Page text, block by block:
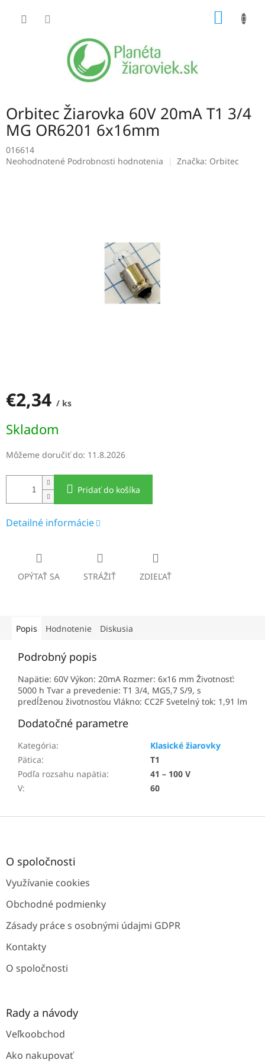
Orbitec Žiarovka 60V 20mA T1 3/4
MG OR6201 6x16mm
016614
Priemerné
Neohodnotené Podrobnosti hodnotenia Značka: Orbitec
€2,34 / ks
cena:
Skladom
Môžeme doručiť do: 11.8.2026
Pridať do košíka
Detailné informácie
OPÝTAŤ SA STRÁŽIŤ ZDIEĽAŤ
Popis Hodnotenie Diskusia
Podrobný popis
Napätie: 60V Výkon: 20mA Rozmer: 6x16 mm Životnosť:
5000 h Tvar a prevedenie: T1 3/4, MG5,7 S/9, s
predĺženou životnosťou Vlákno: CC2F Svetelný tok: 1,91 lm
Dodatočné parametre
Kategória:
Klasické žiarovky
Pätica:
T1
Podľa rozsahu napätia:
41 – 100 V
V: 60
Z
O spoločnosti
Využívanie cookies
Obchodné podmienky
Zásady práce s osobnými údajmi GDPR
Kontakty
O spoločnosti
Rady a návody
Veľkoobchod
Ako nakupovať